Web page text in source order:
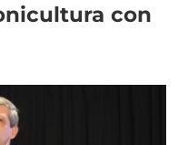
con